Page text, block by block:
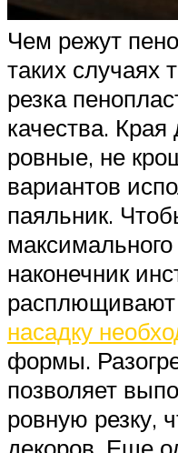
Чем режут
таких случаях
резка
качества.
ровные, не
вариантов
паяльник.
наконечник
расплющивают
насадку
формы.
позволяет
ровную резку,